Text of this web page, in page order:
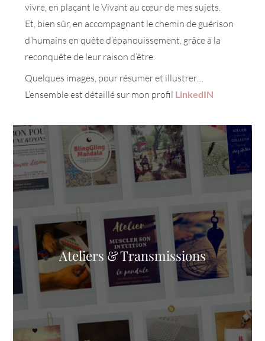
vivre, en plaçant le Vivant au cœur de mes sujets.
Et, bien sûr, en accompagnant le chemin de guérison
d’humains en quête d’épanouissement, grâce à la
reconquête de leur raison d’être.
Quelques images, pour résumer et illustrer…
L’ensemble est détaillé sur mon profil LinkedIN
Ateliers & Transmissions